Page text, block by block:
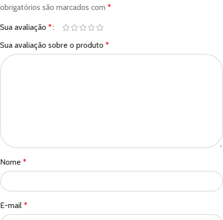
obrigatórios são marcados com *
Sua avaliação *
Sua avaliação sobre o produto *
Nome *
E-mail *